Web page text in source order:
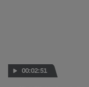
00:02:51